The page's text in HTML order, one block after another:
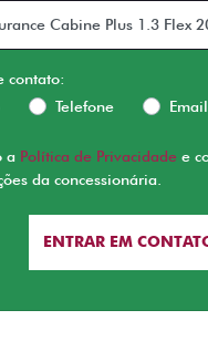
contato:
Telefone Email
a Política de Privacidade e
da concessionária.
ENTRAR EM